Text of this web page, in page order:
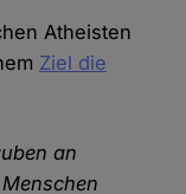
Atheisten
Ziel die
an